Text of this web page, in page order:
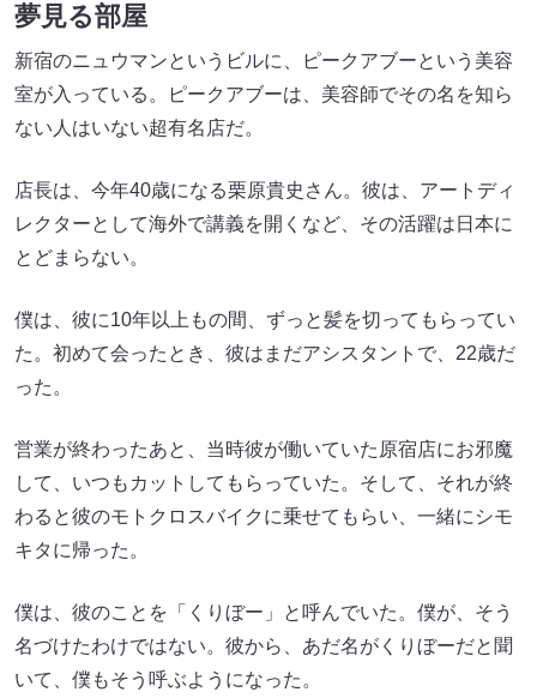
夢見る部屋
新宿のニュウマンというビルに、ピークアブーという美容
室が入っている。ピークアブーは、美容師でその名を知ら
ない人はいない超有名店だ。
店長は、今年40歳になる栗原貴史さん。彼は、アートディ
レクターとして海外で講義を開くなど、その活躍は日本に
とどまらない。
僕は、彼に10年以上もの間、ずっと髪を切ってもらってい
た。初めて会ったとき、彼はまだアシスタントで、22歳だ
った。
営業が終わったあと、当時彼が働いていた原宿店にお邪魔
して、いつもカットしてもらっていた。そして、それが終
わると彼のモトクロスバイクに乗せてもらい、一緒にシモ
キタに帰った。
僕は、彼のことを「くりぼー」と呼んでいた。僕が、そう
名づけたわけではない。彼から、あだ名がくりぼーだと聞
いて、僕もそう呼ぶようになった。